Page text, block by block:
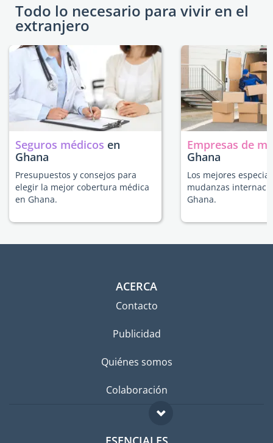
Todo lo necesario para vivir en el
extranjero
Seguros médicos en
Ghana
Presupuestos y consejos para
elegir la mejor cobertura médica
en Ghana.
Empresas de
Ghana
Los mejores
mudanzas
Ghana.
ACERCA
Contacto
Publicidad
Quiénes somos
Colaboración